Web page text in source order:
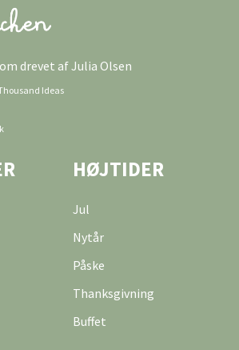
drevet af Julia Olsen
Ideas
HØJTIDER
Jul
Nytår
Påske
Thanksgivning
Buffet